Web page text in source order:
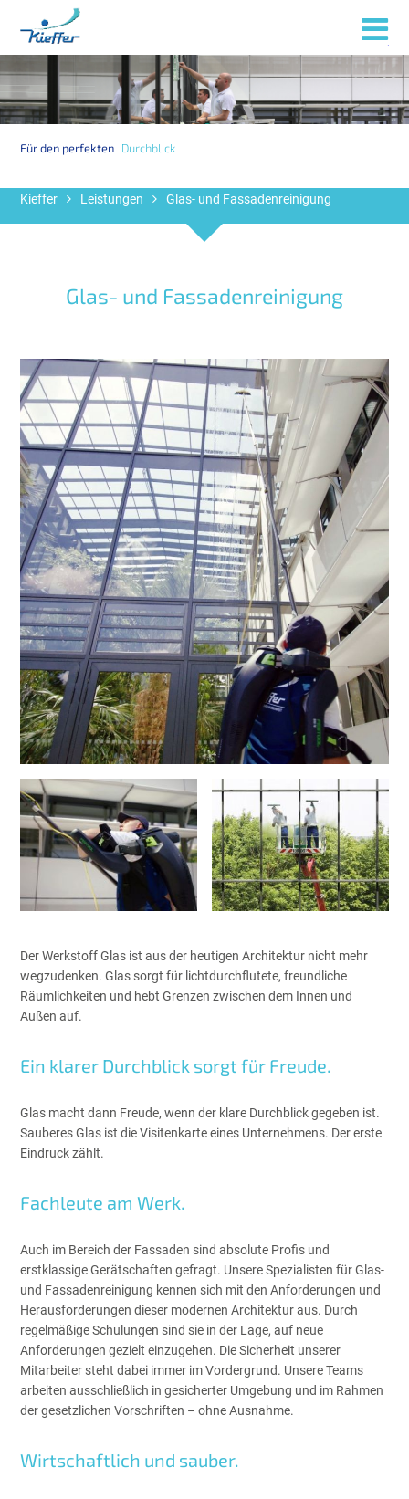
Menü
Für den perfekten Durchblick
Kieffer Leistungen Glas- und Fassadenreinigung
Glas- und Fassadenreinigung
Der Werkstoff Glas ist aus der heutigen Architektur nicht mehr
wegzudenken. Glas sorgt für lichtdurchflutete, freundliche
Räumlichkeiten und hebt Grenzen zwischen dem Innen und
Außen auf.
Ein klarer Durchblick sorgt für Freude.
Glas macht dann Freude, wenn der klare Durchblick gegeben ist.
Sauberes Glas ist die Visitenkarte eines Unternehmens. Der erste
Eindruck zählt.
Fachleute am Werk.
Auch im Bereich der Fassaden sind absolute Profis und
erstklassige Gerätschaften gefragt. Unsere Spezialisten für Glas-
und Fassadenreinigung kennen sich mit den Anforderungen und
Herausforderungen dieser modernen Architektur aus. Durch
regelmäßige Schulungen sind sie in der Lage, auf neue
Anforderungen gezielt einzugehen. Die Sicherheit unserer
Mitarbeiter steht dabei immer im Vordergrund. Unsere Teams
arbeiten ausschließlich in gesicherter Umgebung und im Rahmen
der gesetzlichen Vorschriften – ohne Ausnahme.
Wirtschaftlich und sauber.